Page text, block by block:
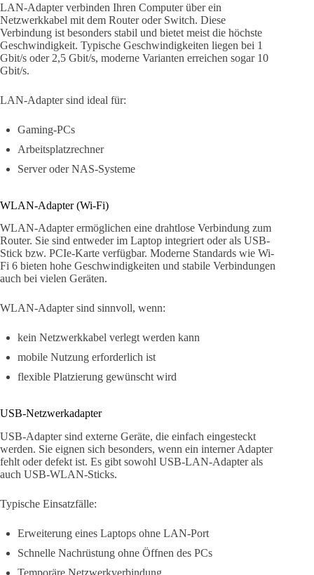
LAN-Adapter verbinden Ihren Computer über ein
Netzwerkkabel mit dem Router oder Switch. Diese
Verbindung ist besonders stabil und bietet meist die höchste
Geschwindigkeit. Typische Geschwindigkeiten liegen bei 1
Gbit/s oder 2,5 Gbit/s, moderne Varianten erreichen sogar 10
Gbit/s.
LAN-Adapter sind ideal für:
Gaming-PCs
Arbeitsplatzrechner
Server oder NAS-Systeme
WLAN-Adapter (Wi-Fi)
WLAN-Adapter ermöglichen eine drahtlose Verbindung zum
Router. Sie sind entweder im Laptop integriert oder als USB-
Stick bzw. PCIe-Karte verfügbar. Moderne Standards wie Wi-
Fi 6 bieten hohe Geschwindigkeiten und stabile Verbindungen
auch bei vielen Geräten.
WLAN-Adapter sind sinnvoll, wenn:
kein Netzwerkkabel verlegt werden kann
mobile Nutzung erforderlich ist
flexible Platzierung gewünscht wird
USB-Netzwerkadapter
USB-Adapter sind externe Geräte, die einfach eingesteckt
werden. Sie eignen sich besonders, wenn ein interner Adapter
fehlt oder defekt ist. Es gibt sowohl USB-LAN-Adapter als
auch USB-WLAN-Sticks.
Typische Einsatzfälle:
Erweiterung eines Laptops ohne LAN-Port
Schnelle Nachrüstung ohne Öffnen des PCs